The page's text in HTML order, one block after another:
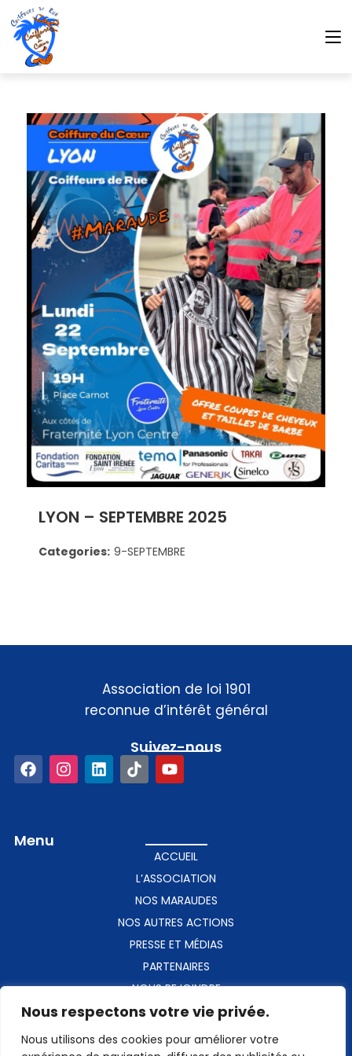
Nous respectons votre vie privée.
Nous utilisons des cookies pour améliorer votre
LYON – SEPTEMBRE 2025
Categories: 9-SEPTEMBRE
Association de loi 1901
reconnue d’intérêt général
Menu
ACCUEIL
L’ASSOCIATION
NOS MARAUDES
NOS AUTRES ACTIONS
PRESSE ET MÉDIAS
PARTENAIRES
NOUS REJOINDRE
CONTACT
Suivez-nous​